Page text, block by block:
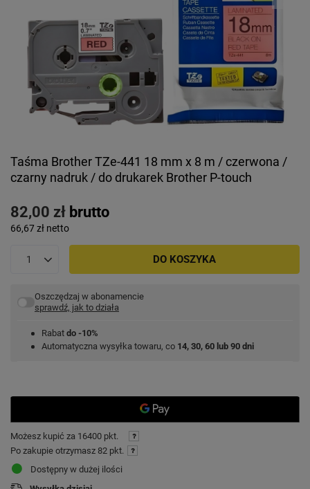
Taśma Brother TZe-441 18 mm x 8 m / czerwona /
czarny nadruk / do drukarek Brother P-touch
82,00 zł brutto
66,67 zł netto
DO KOSZYKA
Oszczędzaj w abonamencie
sprawdź, jak to działa
Rabat do -10%
Automatyczna wysyłka towaru, co 14, 30, 60 lub 90 dni
Możesz kupić za 16400 pkt.
Po zakupie otrzymasz 82 pkt.
Dostępny w dużej ilości